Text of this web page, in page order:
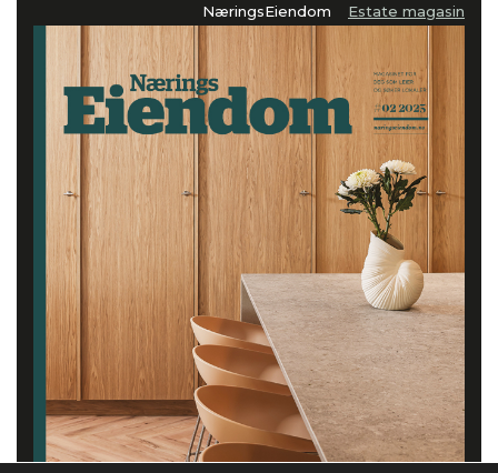
NæringsEiendom Estate magasin